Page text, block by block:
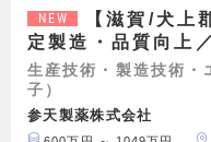
NEW
【滋賀/犬上
定製造・品質向上
生産技術・製造技術・
子）
参天製薬株式会社